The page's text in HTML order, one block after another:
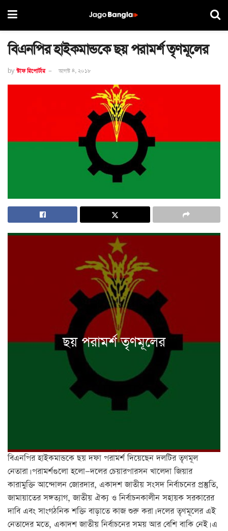
বিএনপির হাইকমান্ডকে ছয় পরামর্শ তৃণমূলের
by স্টাফ রিপোর্টার আগস্ট ৪, ২০১৮
ছয় পরামর্শ তৃণমূলের
বিএনপির হাইকমান্ডকে ছয় দফা পরামর্শ দিয়েছেন দলটির তৃণমূল
নেতারা। পরামর্শগুলো হলো—দলের চেয়ারপারসন খালেদা জিয়ার
কারামুক্তি আন্দোলন জোরদার, একাদশ জাতীয় সংসদ নির্বাচনের প্রস্তুতি,
জামায়াতের সঙ্গত্যাগ, জাতীয় ঐক্য ও নির্বাচনকালীন সহায়ক সরকারের
দাবি এবং সাংগঠনিক শক্তি বাড়াতে কাজ শুরু করা। দলের তৃণমূলের এই
নেতাদের মতে, একাদশ জাতীয় নির্বাচনের সময় আর বেশি বাকি নেই। এ